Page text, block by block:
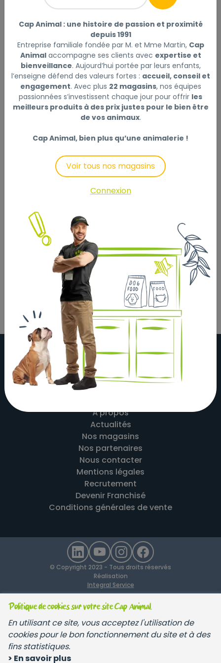
Politique de cookies sur votre site Cap Animal.
En utilisant ce site, vous acceptez l'utilisation de
cookies pour le bon fonctionnement du site et à des
fins statistiques.
> En savoir plus
Choisir mon magasin Sélectionner
Livraison à domicile (offerte dès
69€) :
Disponible
5,99 €
-
Ajouter au panier
Bande tissée réglable en continu avec boucle
réduisant la traction à partir de la taille S–M contrôlé
par un organisme indépendant pour le bien-être
animal et la protection des animaux
À propos
Actualités
Nos magasins
Nos partenaires
Nous contacter
Mentions légales
Recrutement
Devenir Franchisé
Conditions générales de vente
© Copyright 2023 - Tous droits réservés
Réalisation
Integral Service
Cap Animal : une histoire de passion et proximité
depuis 1991
Entreprise familiale fondée par M. et Mme Martin, Cap
Animalaccompagne ses clients avec expertise et
bienveillance. Aujourd’hui portée par leurs enfants,
l’enseigne défend des valeurs fortes : accueil, conseil et
engagement. Avec plus 22 magasins, nos équipes
passionnées s’investissent chaque jour pour offrir les
meilleurs produits à des prix justes pour le bien être
de vos animaux.
Cap Animal, bien plus qu’une animalerie !
Voir tous nos magasins
Connexion